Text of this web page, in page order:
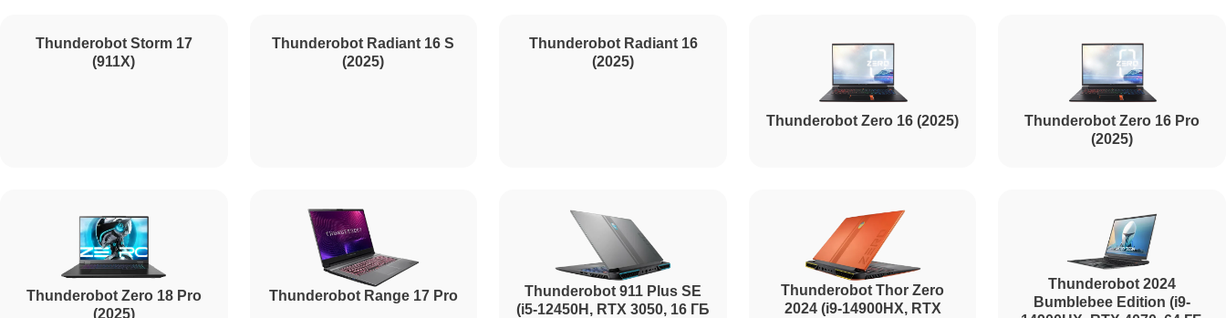
990
Ремонт HDMI Thunderobot 120 мин 1800
Thunderobot Radiant 16 S
(2025)
Thunderobot Radiant 16
(2025)
Thunderobot Zero 16 (2025)
Thunderobot Zero 16 Pro
(2025)
Thunderobot Zero 18 Pro
(2025)
Thunderobot Range 17 Pro
Thunderobot 911 Plus SE
(i5-12450H, RTX 3050, 16 ГБ
Thunderobot Thor Zero
2024 (i9-14900HX, RTX
Thunderobot 2024
Bumblebee Edition (i9-